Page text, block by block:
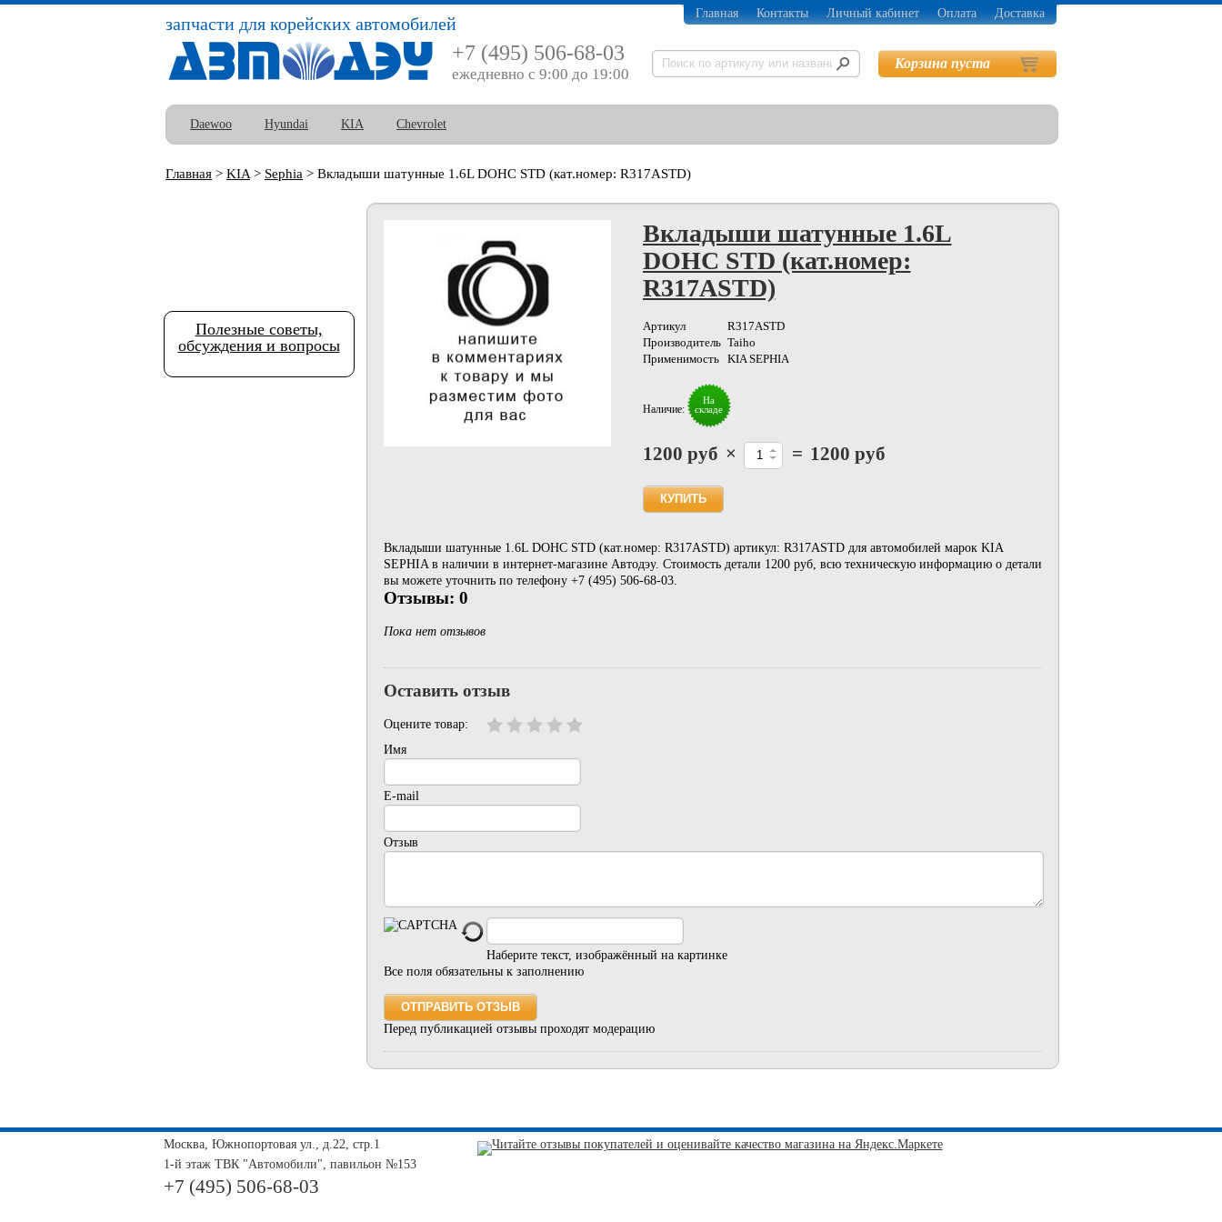
Главная Контакты Личный кабинет Оплата Доставка
запчасти для корейских автомобилей
+7 (495) 506-68-03
ежедневно с 9:00 до 19:00
Корзина пуста
Daewoo Hyundai KIA Chevrolet
Главная > KIA > Sephia > Вкладыши шатунные 1.6L DOHC STD (кат.номер: R317ASTD)
Вкладыши шатунные 1.6L
DOHC STD (кат.номер:
R317ASTD)
Артикул
R317ASTD
Производитель Taiho
Применимость
KIA SEPHIA
Наличие:
На
складе
1200 руб × = 1200 руб
Вкладыши шатунные 1.6L DOHC STD (кат.номер: R317ASTD) артикул: R317ASTD для автомобилей марок KIA
SEPHIA в наличии в интернет-магазине Автодэу. Стоимость детали 1200 руб, всю техническую информацию о детали
вы можете уточнить по телефону +7 (495) 506-68-03.
Отзывы: 0
Пока нет отзывов
Оставить отзыв
Оцените товар:
Имя
E-mail
Отзыв
Наберите текст, изображённый на картинке
Все поля обязательны к заполнению
Перед публикацией отзывы проходят модерацию
Полезные советы,
обсуждения и вопросы
Москва, Южнопортовая ул., д.22, стр.1
1-й этаж ТВК "Автомобили", павильон №153
+7 (495) 506-68-03